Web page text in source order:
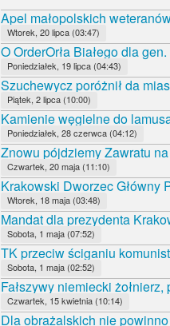
Apel małopolskich
Wtorek, 20 lipca (03:47)
O OrderOrła Białego dla
Poniedziałek, 19 lipca (04:43)
Szuchewycz poróżnił da
Piątek, 2 lipca (10:00)
Kamienie węgielne do
Poniedziałek, 28 czerwca (04:12)
Znowu pójdziemy Zawratu
Czwartek, 20 maja (11:10)
Krakowski Dworzec Główny
Wtorek, 18 maja (03:48)
Mandat dla prezydenta
Sobota, 1 maja (07:52)
TK przeciw ściganiu
Sobota, 1 maja (02:52)
Fałszywy niemiecki
Czwartek, 15 kwietnia (10:14)
Dla obrażalskich nie